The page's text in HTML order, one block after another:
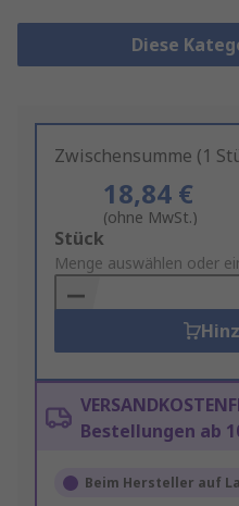
Diese
Zwischensumme (1
18,84 €
(ohne MwSt.)
Add
to
Basket
Stück
Menge auswählen oder
Bestellungen ab
Beim Hersteller auf